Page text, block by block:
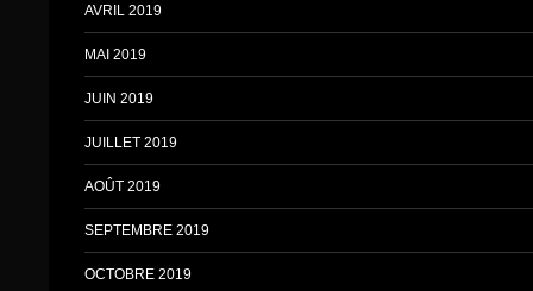
AVRIL 2019
MAI 2019
JUIN 2019
JUILLET 2019
AOÛT 2019
SEPTEMBRE 2019
OCTOBRE 2019